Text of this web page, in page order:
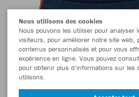
Nous utilisons des cookies
Nous pouvons les utiliser pour analyser
visiteurs, pour améliorer notre site web,
contenus personnalisés et pour vous
expérience en ligne. Vous pouvez
pour obtenir plus d'informations sur les
utilisons.